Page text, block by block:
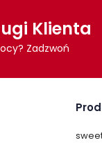
Klienta
Zadzwoń